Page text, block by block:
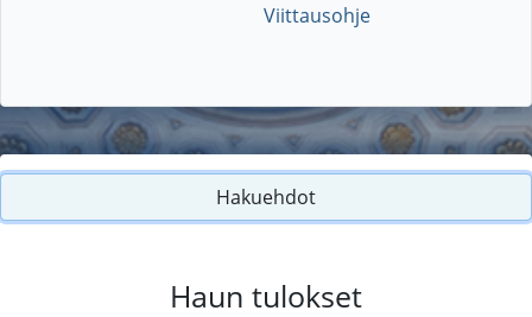
Viittausohje
Hakuehdot
Haun tulokset